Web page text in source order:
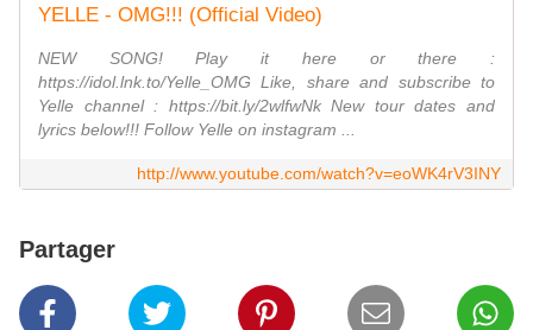
YELLE - OMG!!! (Official Video)
NEW SONG! Play it here or there :
https://idol.lnk.to/Yelle_OMG Like, share and subscribe to
Yelle channel : https://bit.ly/2wlfwNk New tour dates and
lyrics below!!! Follow Yelle on instagram ...
http://www.youtube.com/watch?v=eoWK4rV3INY
Partager